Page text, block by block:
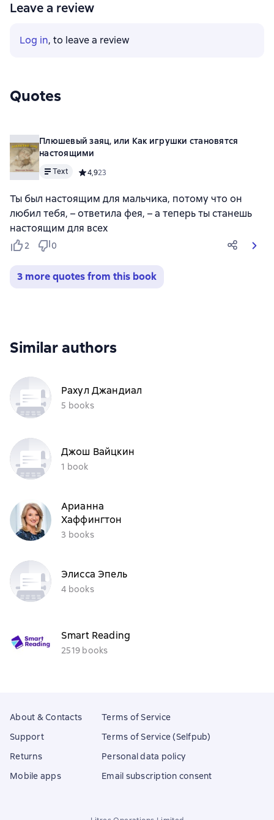
Leave a review
Log in, to leave a review
Quotes
Плюшевый заяц, или Как игрушки становятся
настоящими
Text Средний рейтинг 4,9 на основе 23 оценок
4,923
Ты был настоящим для мальчика, потому что он
любил тебя, – ответила фея, – а теперь ты станешь
настоящим для всех
2 0
3 more quotes from this book
Similar authors
Рахул Джандиал
5 books
Джош Вайцкин
1 book
Арианна
Хаффингтон
3 books
Элисса Эпель
4 books
Smart Reading
2519 books
About & Contacts
Support
Returns
Mobile apps
Terms of Service
Terms of Service (Selfpub)
Personal data policy
Email subscription consent